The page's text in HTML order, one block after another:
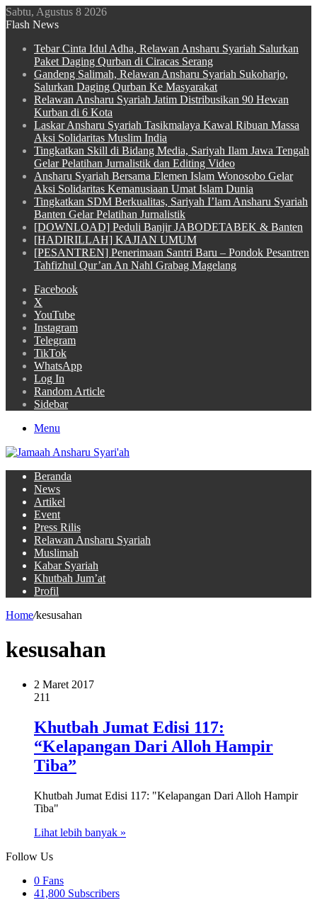
Sabtu, Agustus 8 2026
Flash News
Tebar Cinta Idul Adha, Relawan Ansharu Syariah Salurkan
Paket Daging Qurban di Ciracas Serang
Gandeng Salimah, Relawan Ansharu Syariah Sukoharjo,
Salurkan Daging Qurban Ke Masyarakat
Relawan Ansharu Syariah Jatim Distribusikan 90 Hewan
Kurban di 6 Kota
Laskar Ansharu Syariah Tasikmalaya Kawal Ribuan Massa
Aksi Solidaritas Muslim India
Tingkatkan Skill di Bidang Media, Sariyah Ilam Jawa Tengah
Gelar Pelatihan Jurnalistik dan Editing Video
Ansharu Syariah Bersama Elemen Islam Wonosobo Gelar
Aksi Solidaritas Kemanusiaan Umat Islam Dunia
Tingkatkan SDM Berkualitas, Sariyah I’lam Ansharu Syariah
Banten Gelar Pelatihan Jurnalistik
[DOWNLOAD] Peduli Banjir JABODETABEK & Banten
[HADIRILLAH] KAJIAN UMUM
[PESANTREN] Penerimaan Santri Baru – Pondok Pesantren
Tahfizhul Qur’an An Nahl Grabag Magelang
Facebook
X
YouTube
Instagram
Telegram
TikTok
WhatsApp
Log In
Random Article
Sidebar
Menu
Beranda
News
Artikel
Event
Press Rilis
Relawan Ansharu Syariah
Muslimah
Kabar Syariah
Khutbah Jum’at
Profil
Home/kesusahan
kesusahan
2 Maret 2017
211
Khutbah Jumat Edisi 117:
“Kelapangan Dari Alloh Hampir
Tiba”
Khutbah Jumat Edisi 117: "Kelapangan Dari Alloh Hampir
Tiba"
Lihat lebih banyak »
Follow Us
0 Fans
41,800 Subscribers